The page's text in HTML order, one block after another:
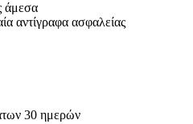
άμεσα
αντίγραφα ασφαλείας
30 ημερών